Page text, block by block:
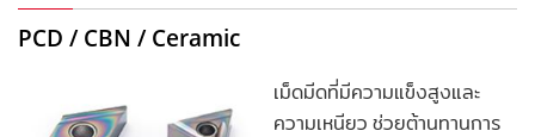
PCD / CBN / Ceramic
เม็ดมีดที่มีความแข็งสูงและ
ความเหนียว ช่วยต้านทานการ